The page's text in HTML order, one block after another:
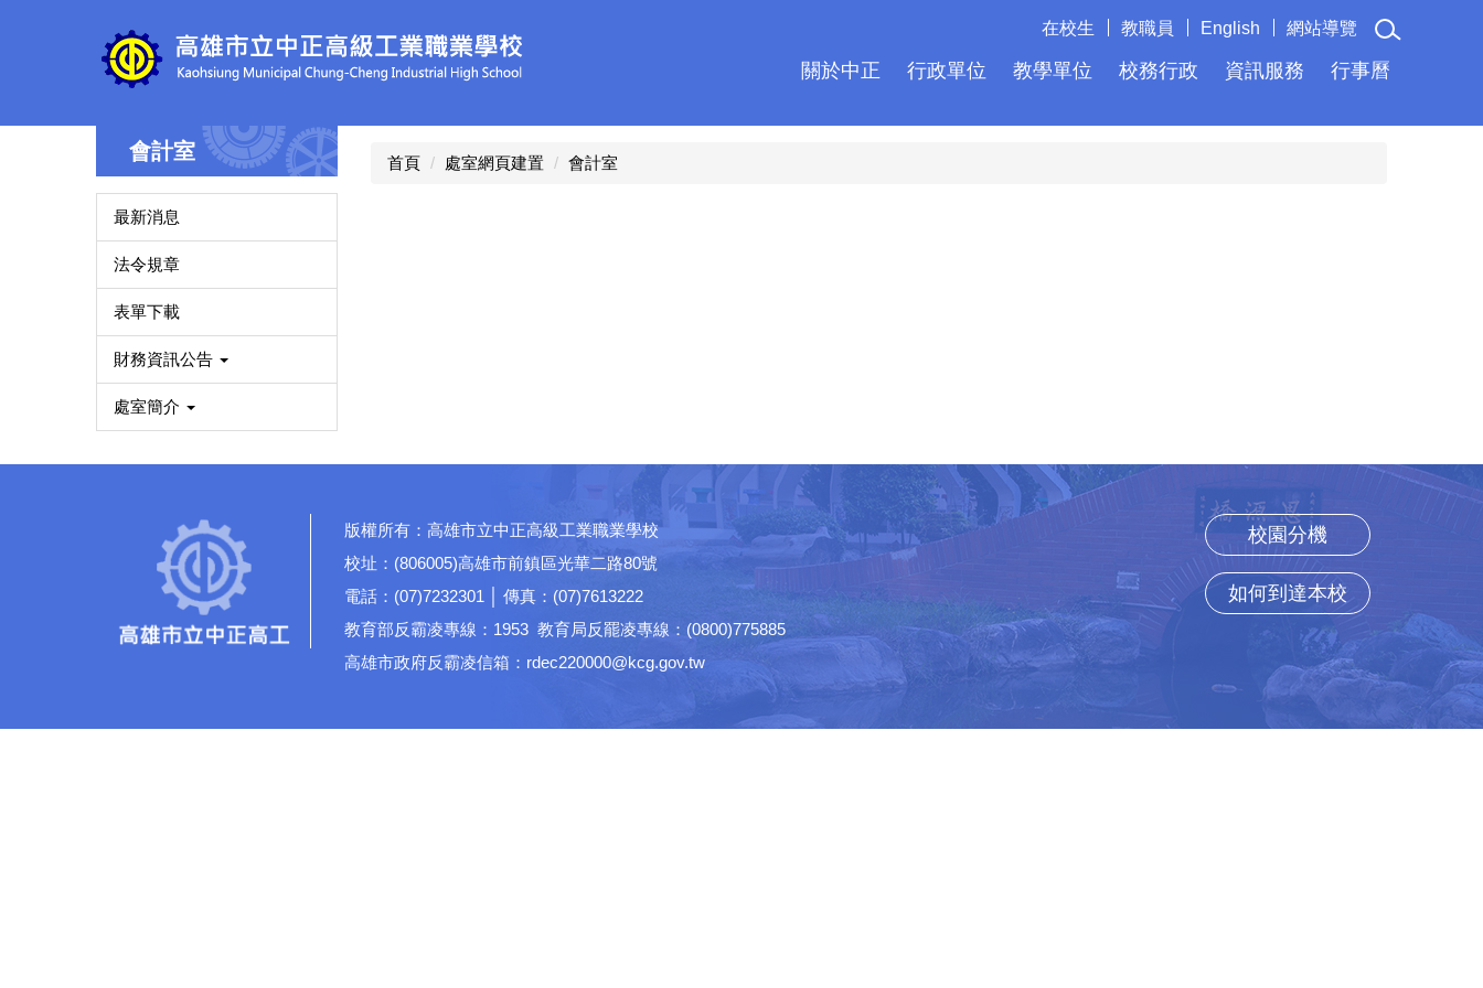
關於中正 行政單位 教學單位 校務行政 資訊服務 行事曆
在校生 教職員 English 網站導覽
會計室
最新消息
法令規章
表單下載
財務資訊公告
處室簡介
首頁 處室網頁建置 會計室
版權所有：高雄市立中正高級工業職業學校
校址：(806005)高雄市前鎮區光華二路80號
電話：(07)7232301 │ 傳真：(07)7613222
教育部反霸凌專線：1953 教育局反罷凌專線：(0800)775885
高雄市政府反霸凌信箱：rdec220000@kcg.gov.tw
校園分機
如何到達本校